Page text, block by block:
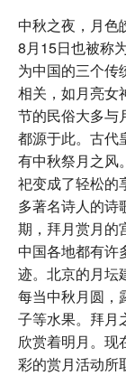
中秋之夜，月色
8月15日也被称
为中国的三个传
相关，如月亮女
节的民俗大多与
都源于此。古代
有中秋祭月之风
祀变成了轻松的
多著名诗人的诗
期，拜月赏月的
中国各地都有许
迹。北京的月坛
每当中秋月圆，
子等水果。拜月
欣赏着明月。现
彩的赏月活动所